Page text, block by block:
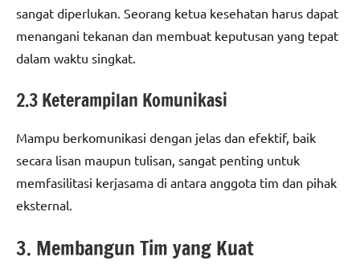
sangat diperlukan. Seorang ketua kesehatan harus dapat
menangani tekanan dan membuat keputusan yang tepat
dalam waktu singkat.
2.3 Keterampilan Komunikasi
Mampu berkomunikasi dengan jelas dan efektif, baik
secara lisan maupun tulisan, sangat penting untuk
memfasilitasi kerjasama di antara anggota tim dan pihak
eksternal.
3. Membangun Tim yang Kuat